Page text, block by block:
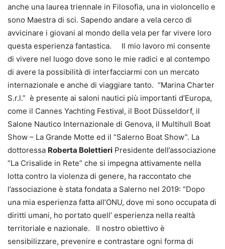
anche una laurea triennale in Filosofia, una in violoncello e
sono Maestra di sci. Sapendo andare a vela cerco di
avvicinare i giovani al mondo della vela per far vivere loro
questa esperienza fantastica. Il mio lavoro mi consente
di vivere nel luogo dove sono le mie radici e al contempo
di avere la possibilità di interfacciarmi con un mercato
internazionale e anche di viaggiare tanto. “Marina Charter
S.r.l.” è presente ai saloni nautici più importanti d’Europa,
come il Cannes Yachting Festival, il Boot Düsseldorf, il
Salone Nautico Internazionale di Genova, il Multihull Boat
Show – La Grande Motte ed il “Salerno Boat Show”. La
dottoressa Roberta Bolettieri Presidente dell’associazione
“La Crisalide in Rete” che si impegna attivamente nella
lotta contro la violenza di genere, ha raccontato che
l’associazione è stata fondata a Salerno nel 2019: “Dopo
una mia esperienza fatta all’ONU, dove mi sono occupata di
diritti umani, ho portato quell’ esperienza nella realtà
territoriale e nazionale. Il nostro obiettivo è
sensibilizzare, prevenire e contrastare ogni forma di